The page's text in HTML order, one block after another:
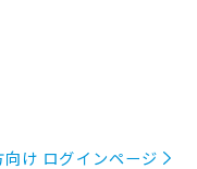
け ログインページ